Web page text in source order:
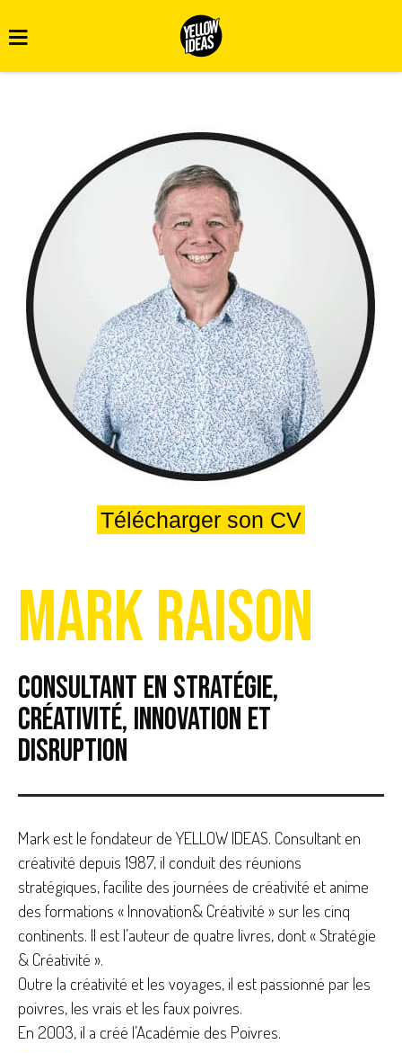
Télécharger son CV
Mark Raison
consultant en stratégie,
créativité, innovation et
disruption
Mark est le fondateur de YELLOW IDEAS. Consultant en
créativité depuis 1987, il conduit des réunions
stratégiques, facilite des journées de créativité et anime
des formations « Innovation& Créativité » sur les cinq
continents. Il est l’auteur de quatre livres, dont « Stratégie
& Créativité ».
Outre la créativité et les voyages, il est passionné par les
poivres, les vrais et les faux poivres.
En 2003, il a créé l’Académie des Poivres.